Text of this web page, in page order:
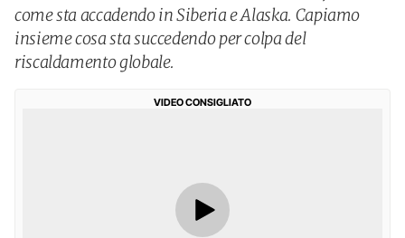
come sta accadendo in Siberia e Alaska. Capiamo
insieme cosa sta succedendo per colpa del
riscaldamento globale.
VIDEO CONSIGLIATO